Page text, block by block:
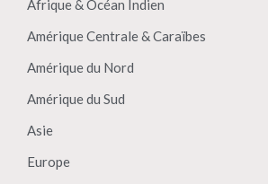
Afrique & Océan Indien
Amérique Centrale & Caraïbes
Amérique du Nord
Amérique du Sud
Asie
Europe